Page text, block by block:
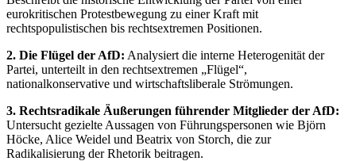
eurokritischen Protestbewegung zu einer Kraft mit
rechtspopulistischen bis rechtsextremen Positionen.
2. Die Flügel der AfD: Analysiert die interne Heterogenität der
Partei, unterteilt in den rechtsextremen „Flügel“,
nationalkonservative und wirtschaftsliberale Strömungen.
3. Rechtsradikale Äußerungen führender Mitglieder der AfD:
Untersucht gezielte Aussagen von Führungspersonen wie Björn
Höcke, Alice Weidel und Beatrix von Storch, die zur
Radikalisierung der Rhetorik beitragen.